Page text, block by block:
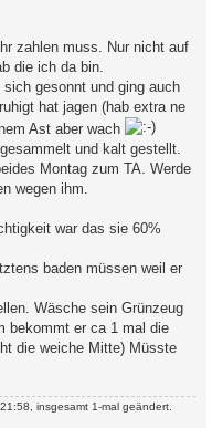
zahlen muss. Nur nicht auf
die ich da bin.
gesonnt und ging auch
hat jagen (hab extra ne
Ast aber wach
und kalt gestellt.
Montag zum TA. Werde
wegen ihm.
war das sie 60%
baden müssen weil er
Wäsche sein Grünzeug
bekommt er ca 1 mal die
die weiche Mitte) Müsste
insgesamt 1-mal geändert.